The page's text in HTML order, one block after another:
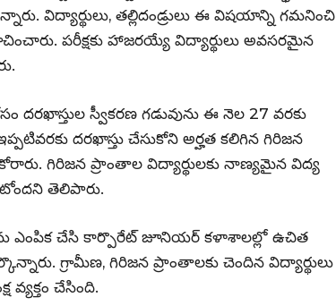
విద్యార్థులు, తల్లిదండ్రులు ఈ విషయాన్ని గమనించి
పరీక్షకు హాజరయ్యే విద్యార్థులు అవసరమైన
స్వీకరణ గడువును ఈ నెల 27 వరకు
దరఖాస్తు చేసుకోని అర్హత కలిగిన గిరిజన
గిరిజన ప్రాంతాల విద్యార్థులకు నాణ్యమైన విద్య
తెలిపారు.
ఎంపిక చేసి కార్పొరేట్ జూనియర్ కళాశాలల్లో ఉచిత
గ్రామీణ, గిరిజన ప్రాంతాలకు చెందిన విద్యార్థులు
చేసింది.